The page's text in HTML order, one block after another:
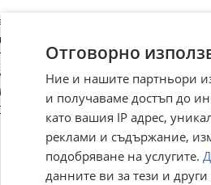
е Жената Чудо Ходжа Гюлсун Дойде
познати ритуали ЕДНО
МИНАЛО НАСТОЯШЕ И БЪДЕЩЕ
СЕ Е ДОКАЗАЛА СЪС СВОЙТЕ
А НЕ ПРАЗНИ НАДЕЖДИ
И ПО Viber
Отговорно
Ние и нашите партньори
и получаваме достъп до
като вашия IP адрес,
реклами и съдържание,
подобряване на услугите.
данните ви за тези и